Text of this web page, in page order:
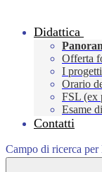
Didattica
Offerta
I
Orario
FSL (ex
Esame
Contatti
Campo di ricerca per